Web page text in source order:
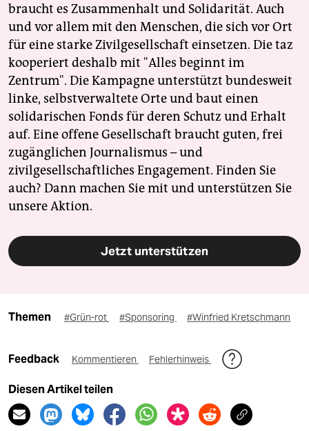
braucht es Zusammenhalt und Solidarität. Auch
und vor allem mit den Menschen, die sich vor Ort
für eine starke Zivilgesellschaft einsetzen. Die taz
kooperiert deshalb mit "Alles beginnt im
Zentrum". Die Kampagne unterstützt bundesweit
linke, selbstverwaltete Orte und baut einen
solidarischen Fonds für deren Schutz und Erhalt
auf. Eine offene Gesellschaft braucht guten, frei
zugänglichen Journalismus – und
zivilgesellschaftliches Engagement. Finden Sie
auch? Dann machen Sie mit und unterstützen Sie
unsere Aktion.
Jetzt unterstützen
Themen #Grün-rot #Sponsoring #Winfried Kretschmann
Feedback Kommentieren Fehlerhinweis
Diesen Artikel teilen